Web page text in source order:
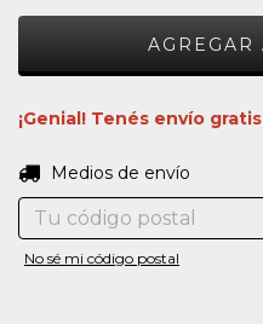
¡Genial! Tenés envío gratis
Entregas para el CP:
Medios de envío
No sé mi código postal